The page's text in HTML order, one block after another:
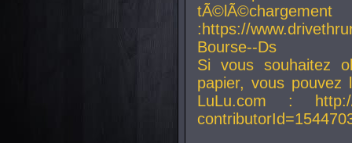
:https://
Bourse--Ds
Si vous souhaitez
papier, vous
LuLu.com : http://